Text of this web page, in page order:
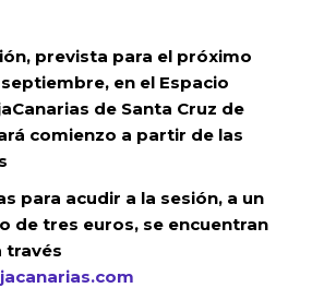
prevista para el próximo
en el Espacio
de Santa Cruz de
comienzo a partir de las
para acudir a la sesión, a un
de tres euros, se encuentran
través